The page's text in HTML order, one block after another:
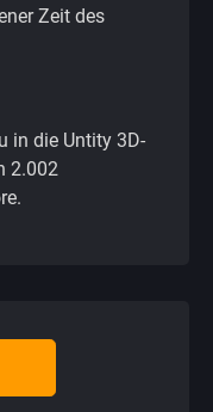
Zeit des
in die Untity 3D-
2.002